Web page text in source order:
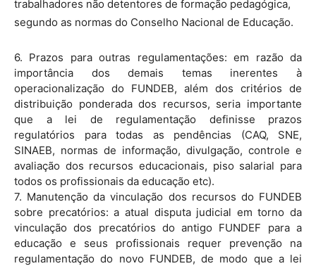
trabalhadores não detentores de formação pedagógica,
segundo as normas do Conselho Nacional de Educação.
6. Prazos para outras regulamentações: em razão da
importância dos demais temas inerentes à
operacionalização do FUNDEB, além dos critérios de
distribuição ponderada dos recursos, seria importante
que a lei de regulamentação definisse prazos
regulatórios para todas as pendências (CAQ, SNE,
SINAEB, normas de informação, divulgação, controle e
avaliação dos recursos educacionais, piso salarial para
todos os profissionais da educação etc).
7. Manutenção da vinculação dos recursos do FUNDEB
sobre precatórios: a atual disputa judicial em torno da
vinculação dos precatórios do antigo FUNDEF para a
educação e seus profissionais requer prevenção na
regulamentação do novo FUNDEB, de modo que a lei